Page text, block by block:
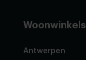
Woonwinkels
Antwerpen